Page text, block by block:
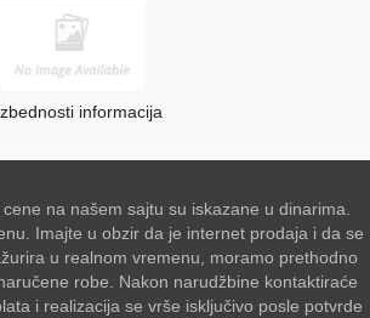
informacija
na našem sajtu su iskazane u dinarima.
Imajte u obzir da je internet prodaja i da se
u realnom vremenu, moramo prethodno
robe. Nakon narudžbine kontaktiraće
i realizacija se vrše isključivo posle potvrde